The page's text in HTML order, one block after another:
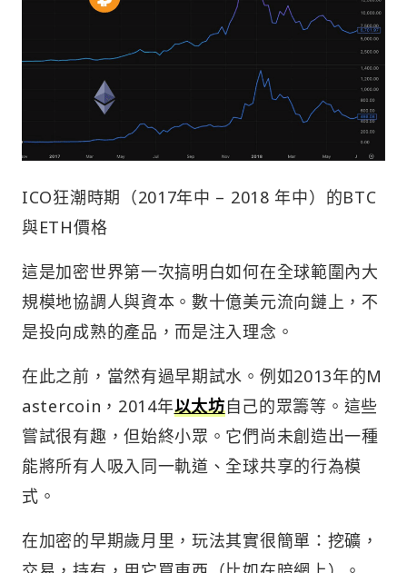
ICO狂潮時期（2017年中 – 2018 年中）的BTC
與ETH價格
這是加密世界第一次搞明白如何在全球範圍內大
規模地協調人與資本。數十億美元流向鏈上，不
是投向成熟的產品，而是注入理念。
在此之前，當然有過早期試水。例如2013年的M
astercoin，2014年以太坊自己的眾籌等。這些
嘗試很有趣，但始終小眾。它們尚未創造出一種
能將所有人吸入同一軌道、全球共享的行為模
式。
在加密的早期歲月里，玩法其實很簡單：挖礦，